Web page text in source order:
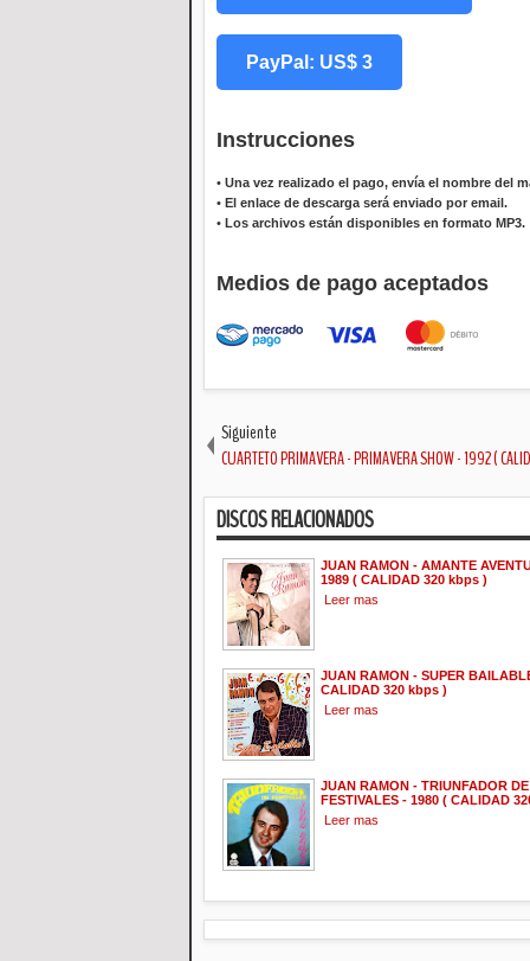
PayPal: US$ 3
Instrucciones
• Una vez realizado el pago, envía el nombre del
• El enlace de descarga será enviado por email.
• Los archivos están disponibles en formato MP3.
Medios de pago aceptados
Siguiente
CUARTETO PRIMAVERA - PRIMAVERA SHOW - 1992 (
DISCOS RELACIONADOS
JUAN RAMON - AMANTE
1989 ( CALIDAD 320 kbps )
Leer mas
JUAN RAMON - SUPER
CALIDAD 320 kbps )
Leer mas
JUAN RAMON - TRIUNFADOR DE
FESTIVALES - 1980 ( CALIDAD
Leer mas